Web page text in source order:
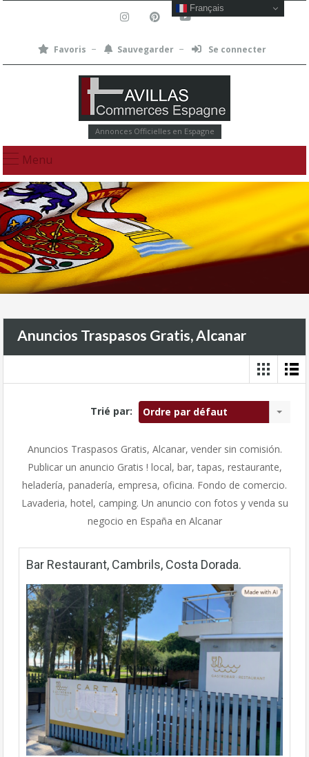
Favoris Sauvegarder Se connecter
Annonces Officielles en Espagne
Menu
Anuncios Traspasos Gratis, Alcanar
Trié par: Ordre par défaut
Anuncios Traspasos Gratis, Alcanar, vender sin comisión.
Publicar un anuncio Gratis ! local, bar, tapas, restaurante,
heladería, panadería, empresa, oficina. Fondo de comercio.
Lavaderia, hotel, camping. Un anuncio con fotos y venda su
negocio en España en Alcanar
Bar Restaurant, Cambrils, Costa Dorada.
Fonds de commerce
Français